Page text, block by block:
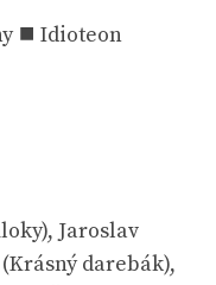
⯀ Idioteon
Jaroslav
darebák),